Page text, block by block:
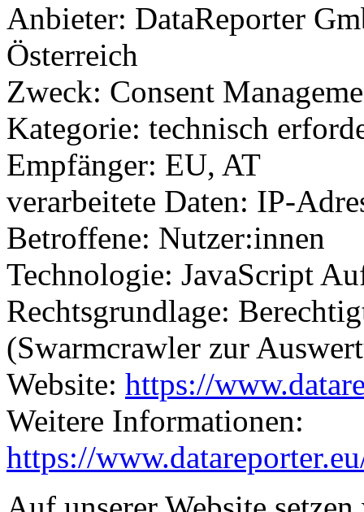
Anbieter: DataReporter
Österreich
Zweck: Consent
Kategorie: technisch
Empfänger: EU, AT
verarbeitete Daten: IP-
Betroffene: Nutzer:innen
Technologie: JavaScript
Rechtsgrundlage:
(Swarmcrawler zur
Website: https://
Weitere Informationen:
https://